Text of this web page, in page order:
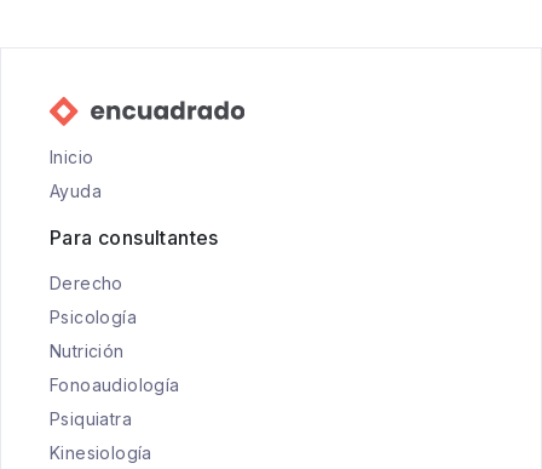
Inicio
Ayuda
Para consultantes
Derecho
Psicología
Nutrición
Fonoaudiología
Psiquiatra
Kinesiología